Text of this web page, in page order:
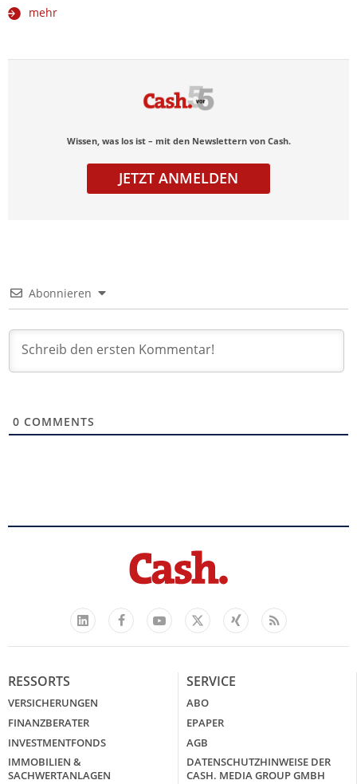
mehr
Wissen, was los ist – mit den Newslettern von Cash.
JETZT ANMELDEN
Abonnieren
0 COMMENTS
LinkedIn
FacebookYouTube
X
Xing Feed
RESSORTS
VERSICHERUNGEN
FINANZBERATER
INVESTMENTFONDS
IMMOBILIEN &
SACHWERTANLAGEN
SERVICE
ABO
EPAPER
AGB
DATENSCHUTZHINWEISE DER
CASH. MEDIA GROUP GMBH